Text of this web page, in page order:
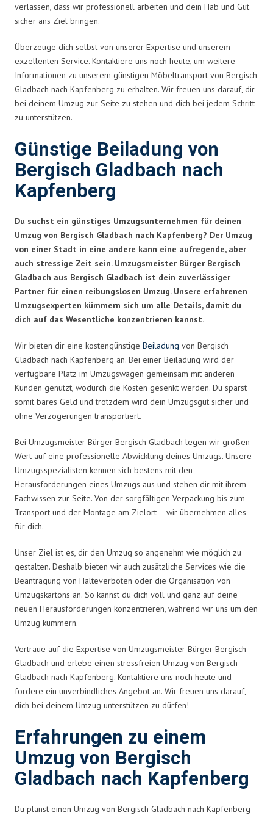
verlassen, dass wir professionell arbeiten und dein Hab und Gut
sicher ans Ziel bringen.
Überzeuge dich selbst von unserer Expertise und unserem
exzellenten Service. Kontaktiere uns noch heute, um weitere
Informationen zu unserem günstigen Möbeltransport von Bergisch
Gladbach nach Kapfenberg zu erhalten. Wir freuen uns darauf, dir
bei deinem Umzug zur Seite zu stehen und dich bei jedem Schritt
zu unterstützen.
Günstige Beiladung von
Bergisch Gladbach nach
Kapfenberg
Du suchst ein günstiges Umzugsunternehmen für deinen
Umzug von Bergisch Gladbach nach Kapfenberg? Der Umzug
von einer Stadt in eine andere kann eine aufregende, aber
auch stressige Zeit sein. Umzugsmeister Bürger Bergisch
Gladbach aus Bergisch Gladbach ist dein zuverlässiger
Partner für einen reibungslosen Umzug. Unsere erfahrenen
Umzugsexperten kümmern sich um alle Details, damit du
dich auf das Wesentliche konzentrieren kannst.
Wir bieten dir eine kostengünstige Beiladung von Bergisch
Gladbach nach Kapfenberg an. Bei einer Beiladung wird der
verfügbare Platz im Umzugswagen gemeinsam mit anderen
Kunden genutzt, wodurch die Kosten gesenkt werden. Du sparst
somit bares Geld und trotzdem wird dein Umzugsgut sicher und
ohne Verzögerungen transportiert.
Bei Umzugsmeister Bürger Bergisch Gladbach legen wir großen
Wert auf eine professionelle Abwicklung deines Umzugs. Unsere
Umzugsspezialisten kennen sich bestens mit den
Herausforderungen eines Umzugs aus und stehen dir mit ihrem
Fachwissen zur Seite. Von der sorgfältigen Verpackung bis zum
Transport und der Montage am Zielort – wir übernehmen alles
für dich.
Unser Ziel ist es, dir den Umzug so angenehm wie möglich zu
gestalten. Deshalb bieten wir auch zusätzliche Services wie die
Beantragung von Halteverboten oder die Organisation von
Umzugskartons an. So kannst du dich voll und ganz auf deine
neuen Herausforderungen konzentrieren, während wir uns um den
Umzug kümmern.
Vertraue auf die Expertise von Umzugsmeister Bürger Bergisch
Gladbach und erlebe einen stressfreien Umzug von Bergisch
Gladbach nach Kapfenberg. Kontaktiere uns noch heute und
fordere ein unverbindliches Angebot an. Wir freuen uns darauf,
dich bei deinem Umzug unterstützen zu dürfen!
Erfahrungen zu einem
Umzug von Bergisch
Gladbach nach Kapfenberg
Du planst einen Umzug von Bergisch Gladbach nach Kapfenberg